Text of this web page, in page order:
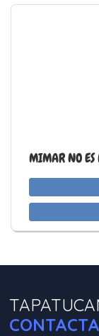
MIMAR NO
CONTACTA